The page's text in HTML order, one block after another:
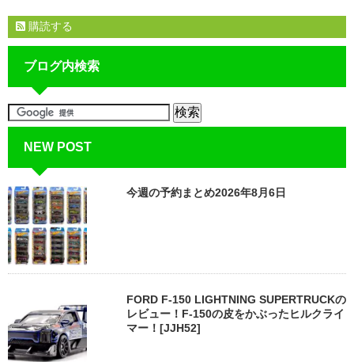
購読する
ブログ内検索
NEW POST
今週の予約まとめ2026年8月6日
FORD F-150 LIGHTNING SUPERTRUCKの
レビュー！F-150の皮をかぶったヒルクライ
マー！[JJH52]